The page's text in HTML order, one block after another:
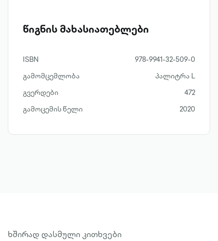
წიგნის მახასიათებლები
ISBN
978-9941-32-509-0
გამომცემლობა
პალიტრა L
გვერდები
472
გამოცემის წელი
2020
ხშირად დასმული კითხვები